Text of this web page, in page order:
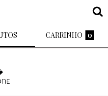
CARRINHO 0